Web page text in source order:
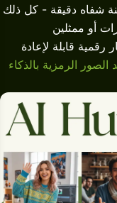
شفاه دقيقة - كل ذلك
قابلة لإعادة
الصور الرمزية بالذكاء